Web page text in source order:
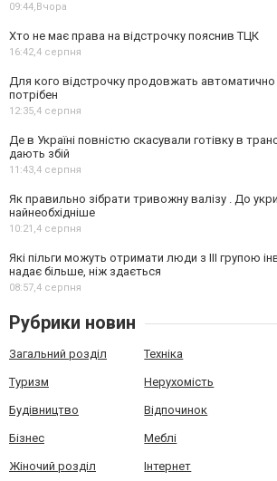
09:44,Вчора
Хто не має права на відстрочку пояснив ТЦК
16:42,4 серпня
Для кого відстрочку продовжать
потрібен
12:35,4 серпня
Де в Україні повністю скасували готівку в
дають збій
11:43,4 серпня
Як правильно зібрати тривожну валізу . До
найнеобхідніше
10:21,4 серпня
Які пільги можуть отримати люди з III групою
надає більше, ніж здається
08:57,4 серпня
Рубрики новин
Загальний розділ Техніка
Туризм Нерухомість
Будівництво Відпочинок
Бізнес Меблі
Жіночий розділ Інтернет